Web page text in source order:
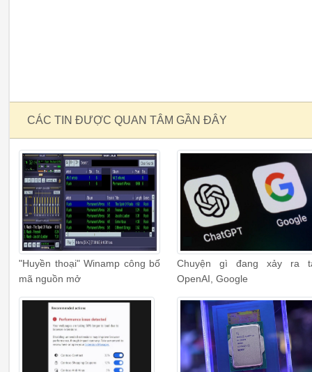
CÁC TIN ĐƯỢC QUAN TÂM GẦN ĐÂY
"Huyền thoại" Winamp công bố
mã nguồn mở
Chuyện gì đang xảy ra
OpenAI, Google